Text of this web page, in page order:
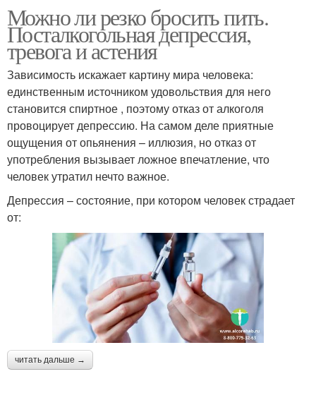
Можно ли резко бросить пить.
Посталкогольная депрессия,
тревога и астения
Зависимость искажает картину мира человека:
единственным источником удовольствия для него
становится спиртное , поэтому отказ от алкоголя
провоцирует депрессию. На самом деле приятные
ощущения от опьянения – иллюзия, но отказ от
употребления вызывает ложное впечатление, что
человек утратил нечто важное.
Депрессия – состояние, при котором человек страдает
от:
читать дальше →